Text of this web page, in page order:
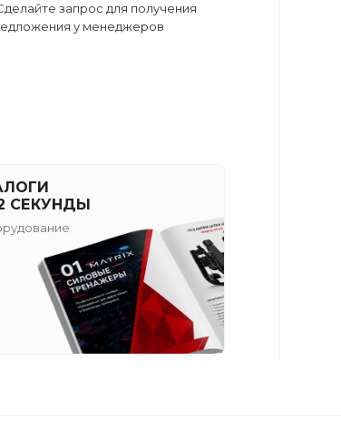
запрос для получения
у менеджеров
СЕКУНДЫ